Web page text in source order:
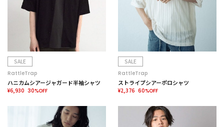
SALE
RattleTrap
ハニカムシアージャガード半袖シャツ
¥6,930 30%OFF
SALE
RattleTrap
ストライプシアーポロシャツ
¥2,376 60%OFF